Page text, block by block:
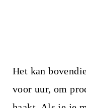
Het kan
voor uur, om